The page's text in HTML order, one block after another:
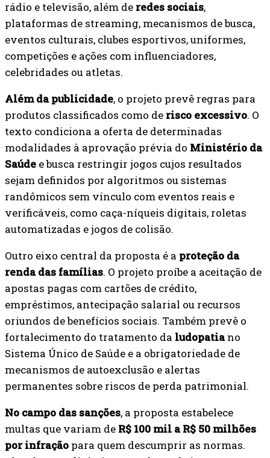
rádio e televisão, além de redes sociais,
plataformas de streaming, mecanismos de busca,
eventos culturais, clubes esportivos, uniformes,
competições e ações com influenciadores,
celebridades ou atletas.
Além da publicidade, o projeto prevê regras para
produtos classificados como de risco excessivo. O
texto condiciona a oferta de determinadas
modalidades à aprovação prévia do Ministério da
Saúde e busca restringir jogos cujos resultados
sejam definidos por algoritmos ou sistemas
randômicos sem vínculo com eventos reais e
verificáveis, como caça-níqueis digitais, roletas
automatizadas e jogos de colisão.
Outro eixo central da proposta é a proteção da
renda das famílias. O projeto proíbe a aceitação de
apostas pagas com cartões de crédito,
empréstimos, antecipação salarial ou recursos
oriundos de benefícios sociais. Também prevê o
fortalecimento do tratamento da ludopatiano
Sistema Único de Saúde e a obrigatoriedade de
mecanismos de autoexclusão e alertas
permanentes sobre riscos de perda patrimonial.
No campo das sanções, a proposta estabelece
multas que variam de R$ 100 mil a R$ 50 milhões
por infração para quem descumprir as normas.